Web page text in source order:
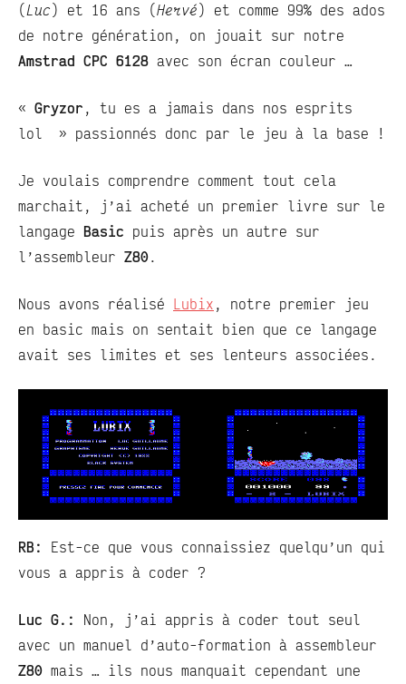
(Luc ) et 16 ans (Hervé ) et comme 99% des ados
de notre génération, on jouait sur notre
Amstrad CPC 6128 avec son écran couleur …
« Gryzor , tu es a jamais dans nos esprits
lol » passionnés donc par le jeu à la base !
Je voulais comprendre comment tout cela
marchait, j’ai acheté un premier livre sur le
langage Basic puis après un autre sur
l’assembleur Z80.
Nous avons réalisé Lubix , notre premier jeu
en basic mais on sentait bien que ce langage
avait ses limites et ses lenteurs associées.
RB:
Est-ce que vous connaissiez quelqu’un qui
vous a appris à coder ?
Luc G.: Non, j’ai appris à coder tout seul
avec un manuel d’auto-formation à assembleur
Z80 mais … ils nous manquait cependant une